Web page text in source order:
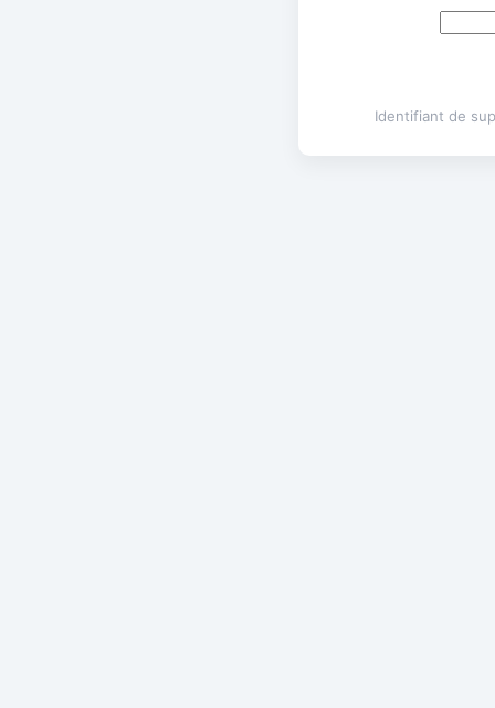
Identifiant de